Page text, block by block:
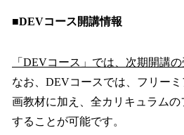
■DEVコース開講情報
「DEVコース」では、次期開講
なお、DEVコースでは、フリー
画教材に加え、全カリキュラム
することが可能です。